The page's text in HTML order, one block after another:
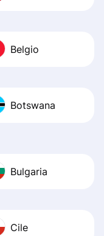
Belgio
Botswana
Bulgaria
Cile